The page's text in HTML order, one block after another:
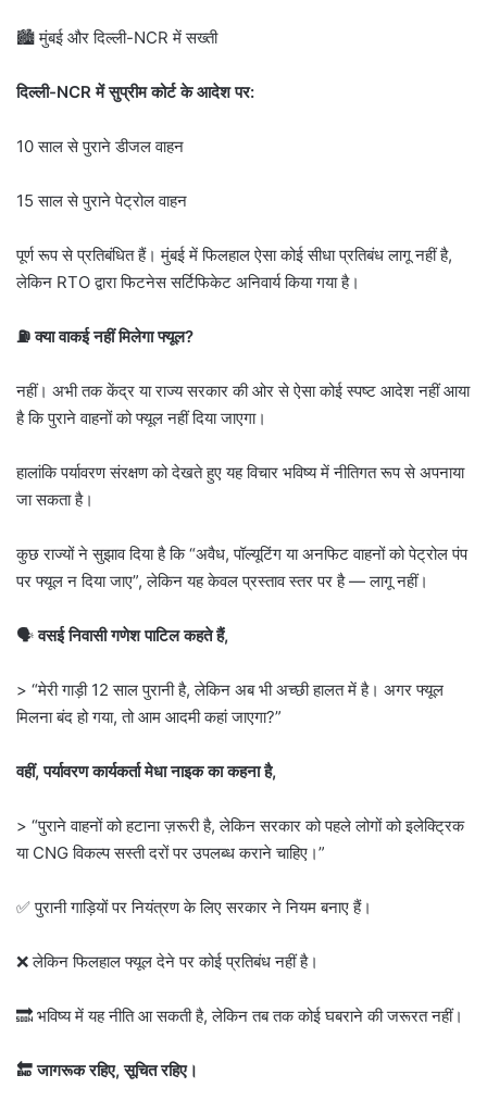
🏙️ मुंबई और दिल्ली-NCR में सख्ती
दिल्ली-NCR में सुप्रीम कोर्ट के आदेश पर:
10 साल से पुराने डीजल वाहन
15 साल से पुराने पेट्रोल वाहन
पूर्ण रूप से प्रतिबंधित हैं। मुंबई में फिलहाल ऐसा कोई सीधा प्रतिबंध लागू नहीं है,
लेकिन RTO द्वारा फिटनेस सर्टिफिकेट अनिवार्य किया गया है।
⛽ क्या वाकई नहीं मिलेगा फ्यूल?
नहीं। अभी तक केंद्र या राज्य सरकार की ओर से ऐसा कोई स्पष्ट आदेश नहीं आया
है कि पुराने वाहनों को फ्यूल नहीं दिया जाएगा।
हालांकि पर्यावरण संरक्षण को देखते हुए यह विचार भविष्य में नीतिगत रूप से अपनाया
जा सकता है।
कुछ राज्यों ने सुझाव दिया है कि “अवैध, पॉल्यूटिंग या अनफिट वाहनों को पेट्रोल पंप
पर फ्यूल न दिया जाए”, लेकिन यह केवल प्रस्ताव स्तर पर है — लागू नहीं।
🗣️वसई निवासी गणेश पाटिल कहते हैं,
> “मेरी गाड़ी 12 साल पुरानी है, लेकिन अब भी अच्छी हालत में है। अगर फ्यूल
मिलना बंद हो गया, तो आम आदमी कहां जाएगा?”
वहीं, पर्यावरण कार्यकर्ता मेधा नाइक का कहना है,
> “पुराने वाहनों को हटाना ज़रूरी है, लेकिन सरकार को पहले लोगों को इलेक्ट्रिक
या CNG विकल्प सस्ती दरों पर उपलब्ध कराने चाहिए।”
✅ पुरानी गाड़ियों पर नियंत्रण के लिए सरकार ने नियम बनाए हैं।
❌ लेकिन फिलहाल फ्यूल देने पर कोई प्रतिबंध नहीं है।
🔜 भविष्य में यह नीति आ सकती है, लेकिन तब तक कोई घबराने की जरूरत नहीं।
🔚 जागरूक रहिए, सूचित रहिए।